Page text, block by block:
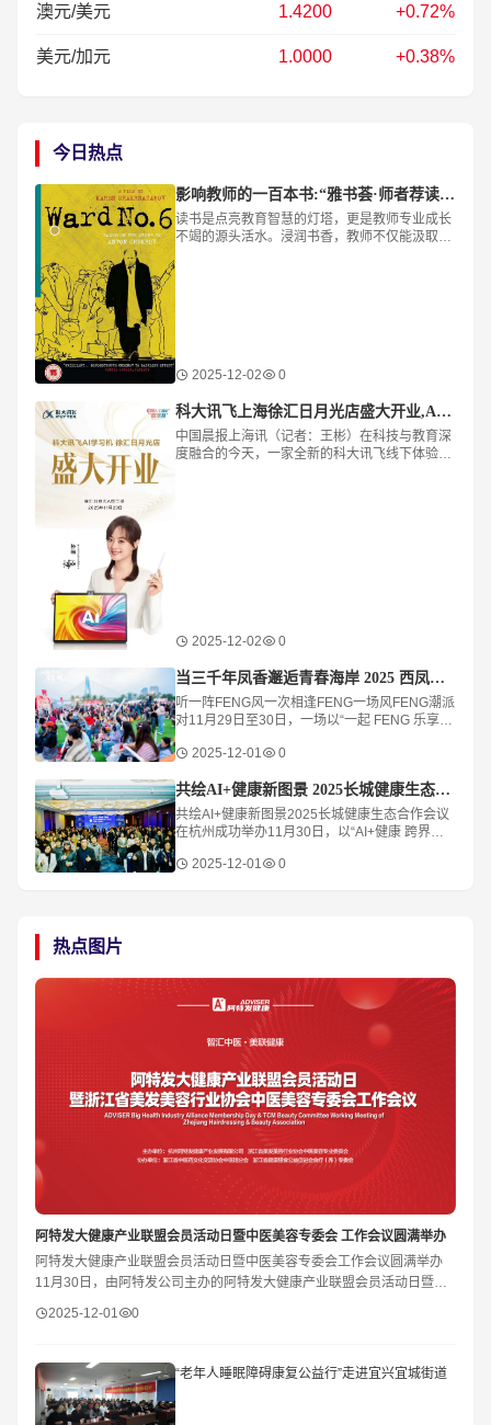
澳元/美元 1.4200 +0.72%
美元/加元 1.0000 +0.38%
今日热点
影响教师的一百本书:“雅书荟·师者荐读”—杭州市和家园小学黄家欢推荐《第六病房》
读书是点亮教育智慧的灯塔，更是教师专业成长
不竭的源头活水。浸润书香，教师不仅能汲取专
2025-12-02 0
科大讯飞上海徐汇日月光店盛大开业,AI学习产品引领智能教育新风向
中国晨报上海讯（记者：王彬）在科技与教育深
度融合的今天，一家全新的科大讯飞线下体验店
2025-12-02 0
当三千年凤香邂逅青春海岸 2025 西凤酒海岸音乐派对书写品牌年轻化新章
听一阵FENG风一次相逢FENG一场风FENG潮派
对11月29日至30日，一场以“一起 FENG 乐享
幕。音乐、互动、潮流市集与沉浸式体验让拥有
2025-12-01 0
共绘AI+健康新图景 2025长城健康生态合作会议在杭州成功举办
共绘AI+健康新图景2025长城健康生态合作会议
在杭州成功举办11月30日，以“AI+健康 跨界融
在杭州余杭鸬鸟隆重举行。本届大会由由
2025-12-01 0
热点图片
​阿特发大健康产业联盟会员活动日暨中医美容专委会 工作会议圆满举办
阿特发大健康产业联盟会员活动日暨中医美容专委会工作会议圆满举办
11月30日，由阿特发公司主办的阿特发大健康产业联盟会员活动日暨浙
2025-12-01 0
“老年人睡眠障碍康复公益行”走进宜兴宜城街道